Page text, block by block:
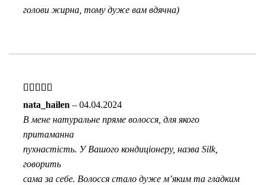
голови жирна, тому дуже вам вдячна)
Оцінено в
5з 5
nata_hailen – 04.04.2024
В мене натуральне пряме волосся, для якого
притаманна
пухнастість. У Вашого кондиціонеру, назва Silk,
говорить
сама за себе. Волосся стало дуже м’яким та гладким